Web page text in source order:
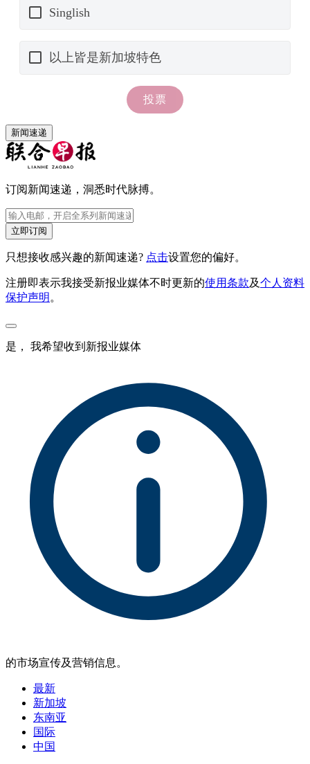
新闻速递
订阅新闻速递，洞悉时代脉搏。
立即订阅
只想接收感兴趣的新闻速递? 点击设置您的偏好。
注册即表示我接受新报业媒体不时更新的使用条款及个人资料
保护声明 。
是， 我希望收到新报业媒体
的市场宣传及营销信息。
最新
新加坡
东南亚
国际
中国